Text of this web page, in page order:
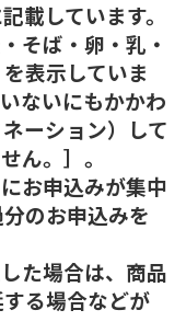
載しています。
そば・卵・乳・
表示していま
ないにもかかわ
ーション）して
ん。］。
お申込みが集中
のお申込みを
た場合は、商品
る場合などが